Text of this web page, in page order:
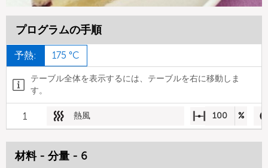
プログラムの手順
予熱: 175 °C
テーブル全体を表示するには、テーブルを右に移動しま
す。
1 熱風 100 %
材料 - 分量 - 6